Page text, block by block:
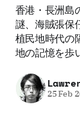
香港・長洲島
謎、海賊張保
植民地時代の
地の記憶を歩
25 Feb